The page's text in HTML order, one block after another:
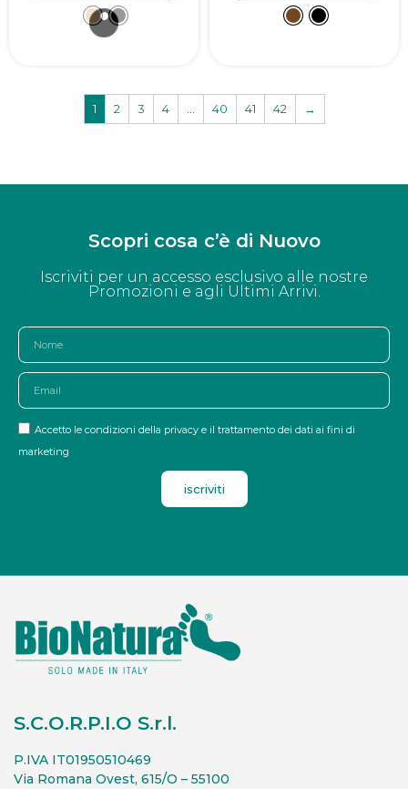
1 2 3 4 40 41 42 →
Scopri cosa c’è di Nuovo
Iscriviti per un accesso esclusivo alle nostre
Promozioni e agli Ultimi Arrivi.
Accetto le condizioni della privacy e il trattamento dei dati ai fini di
marketing
iscriviti
S.C.O.R.P.I.O S.r.l.
P.IVA IT01950510469
Via Romana Ovest, 615/O – 55100